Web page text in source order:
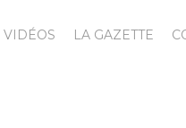
VIDÉOS LA GAZETTE